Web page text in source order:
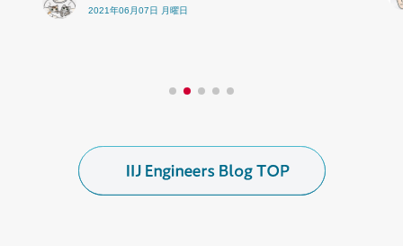
2021年06月07日 月曜日